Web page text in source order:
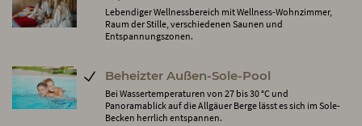
Lebendiger Wellnessbereich mit Wellness-Wohnzimmer,
Raum der Stille, verschiedenen Saunen und
Entspannungszonen.
Beheizter Außen-Sole-Pool
Bei Wassertemperaturen von 27 bis 30 °C und
Panoramablick auf die Allgäuer Berge lässt es sich im Sole-
Becken herrlich entspannen.